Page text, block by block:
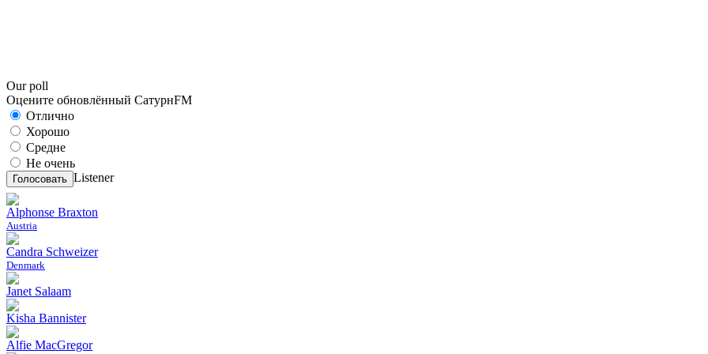
Our poll
Оцените обновлённый СатурнFM
Отлично
Хорошо
Средне
Не очень
Голосовать Listener
Alphonse Braxton
Austria
Candra Schweizer
Denmark
Janet Salaam
Kisha Bannister
Alfie MacGregor